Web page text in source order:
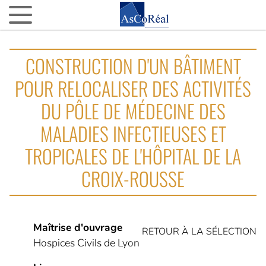
ASCOREAL
Asco…quoi ?
Nos agences d’AMO partout en France
La fine équipe
Nos VIP (Very Important Partenaires)
Nos 15 ans
NOTRE ACTUALITÉ
La presse parle d’AsCoRéal
CONSTRUCTION D'UN BÂTIMENT
POUR RELOCALISER DES ACTIVITÉS
DU PÔLE DE MÉDECINE DES
MALADIES INFECTIEUSES ET
TROPICALES DE L'HÔPITAL DE LA
CROIX-ROUSSE
Maîtrise d'ouvrage
Hospices Civils de Lyon
RETOUR À LA SÉLECTION